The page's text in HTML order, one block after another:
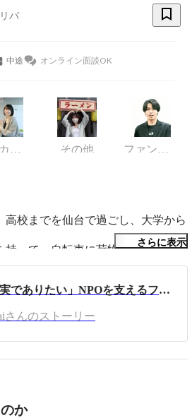
バ
中途 オンライン面談OK
キッカケプログラム ・事業責任者 その他 ファンドレイジング部
高校までを仙台で過ごし、大学から
持って、自転車に荷物を積んで、全
ルに所属。アウトドア・自然好き。
災を機に、カタリバに転職し、岩
校の立ち上げ・事務局業務を担う。
ファンドレイジング部に異動し、寄
ン、報告会の企画運営、メディア対
ト等に携わる。
さらに表示
「常に誠実でありたい」NPOを支えるファンドレイジングのリアル
さんのストーリー
か